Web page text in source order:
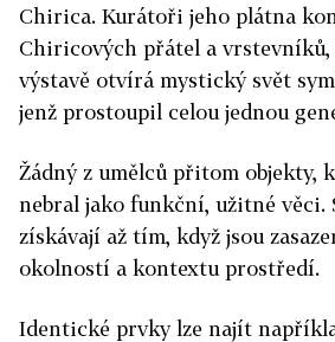
Chirica. Kurátoři jeho plátna
Chiricových přátel a vrstevníků,
výstavě otvírá mystický svět
jenž prostoupil celou jednou
Žádný z umělců přitom objekty,
nebral jako funkční, užitné věci.
získávají až tím, když jsou
okolností a kontextu prostředí.
Identické prvky lze najít